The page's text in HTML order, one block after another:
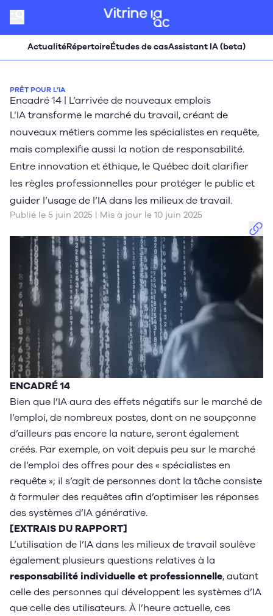
ActualitéRépertoireÉtudes de casAssistant IA (beta)
PRÊT POUR L'IA
Encadré 14 | L’arrivée de nouveaux emplois
L’IA transforme le marché du travail, créant de
nouveaux métiers comme les spécialistes en requête,
mais complexifie aussi la notion de responsabilité.
Entre innovation et éthique, le Québec doit clarifier
les règles professionnelles pour protéger le public et
guider l’usage de l’IA dans les milieux de travail.
Publié le 5 juin 2025 | Mis à jour le 10 juin 2025
ENCADRÉ 14
Bien que l’IA aura des effets négatifs sur le marché de
l’emploi, de nombreux postes, dont on ne soupçonne
d’ailleurs pas encore la nature, seront également
créés. Par exemple, on voit depuis peu sur le marché
de l’emploi des offres pour des « spécialistes en
requête »; il s’agit de personnes dont la tâche consiste
à formuler des requêtes afin d’optimiser les réponses
des systèmes d’IA générative.
[EXTRAIS DU RAPPORT]
L’utilisation de l’IA dans les milieux de travail soulève
également plusieurs questions relatives à la
responsabilité individuelle et professionnelle, autant
celle des personnes qui développent les systèmes d’IA
que celle des utilisateurs. À l’heure actuelle, ces